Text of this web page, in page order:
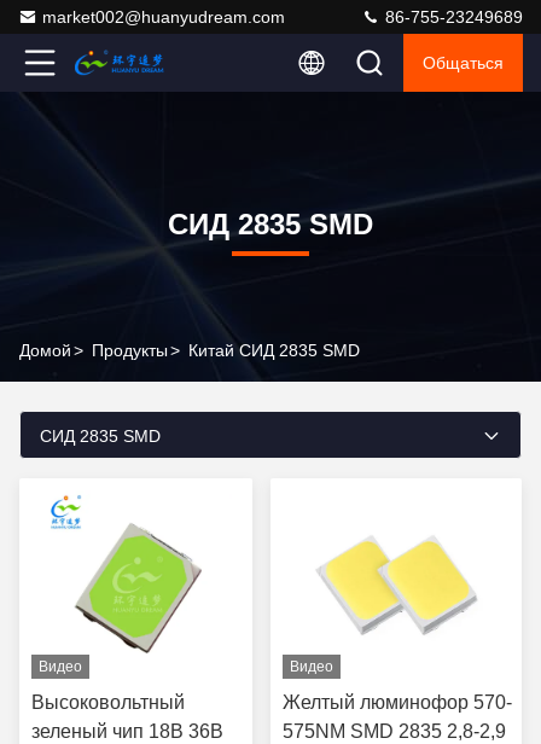
market002@huanyudream.com 86-755-23249689
Общаться
СИД 2835 SMD
Домой> Продукты> Китай СИД 2835 SMD
СИД 2835 SMD
Видео
Высоковольтный
зеленый чип 18В 36В
Видео
Желтый люминофор 570-
575NM SMD 2835 2,8-2,9